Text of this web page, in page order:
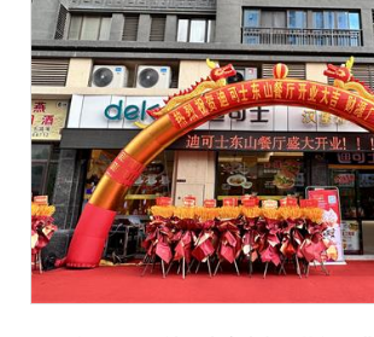
新闻中心
公司新闻
优惠活动
门店展示
加盟迪可士